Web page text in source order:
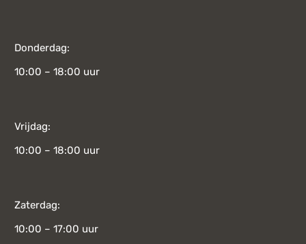
Donderdag:
10:00 – 18:00 uur
Vrijdag:
10:00 – 18:00 uur
Zaterdag:
10:00 – 17:00 uur